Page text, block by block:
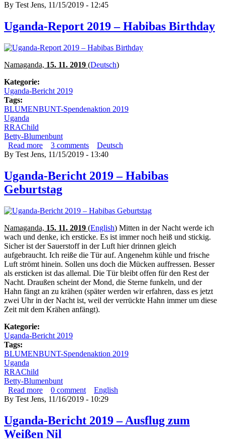
By Test Jens, 11/15/2019 - 12:45
Uganda-Report 2019 – Habibas Birthday
Namaganda, 15. 11. 2019 (Deutsch)
Kategorie:
Uganda-Bericht 2019
Tags:
BLUMENBUNT-Spendenaktion 2019
Uganda
RRAChild
Betty-Blumenbunt
Read more about Uganda-Report 2019 – Habibas Birthday
3 comments
Deutsch
By Test Jens, 11/15/2019 - 13:40
Uganda-Bericht 2019 – Habibas
Geburtstag
Namaganda, 15. 11. 2019 (English) Mitten in der Nacht werde ich
wach und denke, ich ersticke. Es ist immer noch heiß und stickig.
Sicher ist der Sauerstoff in der Luft hier drinnen gleich
aufgebraucht. Ich reiße die Tür auf. Angenehm kühle und frische
Luft strömt hinein. Sollen uns doch die Mücken auffressen. Besser
als ersticken ist das allemal. Die Tür bleibt offen für den Rest der
Nacht. Draußen scheint der Mond, die Sterne funkeln, und der
Hahn fängt an zu krähen (später werden wir erfahren, dass es jetzt
zwei Uhr in der Nacht ist, weil der verrückte Hahn immer um diese
Zeit mit dem Krähen anfängt).
Kategorie:
Uganda-Bericht 2019
Tags:
BLUMENBUNT-Spendenaktion 2019
Uganda
RRAChild
Betty-Blumenbunt
Read more about Uganda-Bericht 2019 – Habibas Geburtstag
0 comment
English
By Test Jens, 11/16/2019 - 10:29
Uganda-Bericht 2019 – Ausflug zum
Weißen Nil